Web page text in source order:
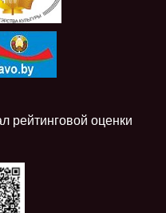
рейтинговой оценки